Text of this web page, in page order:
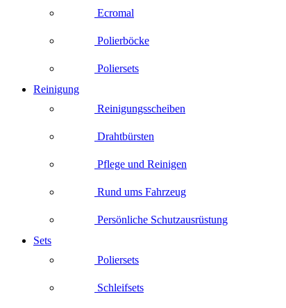
Ecromal
Polierböcke
Poliersets
Reinigung
Reinigungsscheiben
Drahtbürsten
Pflege und Reinigen
Rund ums Fahrzeug
Persönliche Schutzausrüstung
Sets
Poliersets
Schleifsets